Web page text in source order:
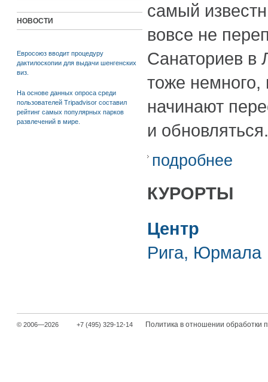
НОВОСТИ
Евросоюз вводит процедуру
дактилоскопии для выдачи шенгенских
виз.
На основе данных опроса среди
пользователей Tripadvisor составил
рейтинг самых популярных парков
развлечений в мире.
самый
вовсе не
Санаториев в
тоже
начинают
и обновляться.
подробнее
КУРОРТЫ
Центр
Рига, Юрмала
© 2006—2026 +7 (495) 329-12-14 Политика в отношении обработки